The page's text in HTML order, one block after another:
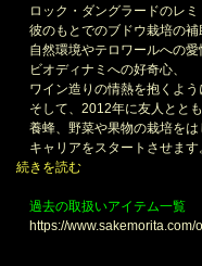
ロック・ダングラードのレミ
彼のもとでのブドウ栽培の補
自然環境やテロワールへの愛
ビオディナミへの好奇心、
ワイン造りの情熱を抱くよう
そして、2012年に友人ととも
養蜂、野菜や果物の栽培をは
キャリアをスタートさせます
続きを読む
過去の取扱いアイテム一覧
https://